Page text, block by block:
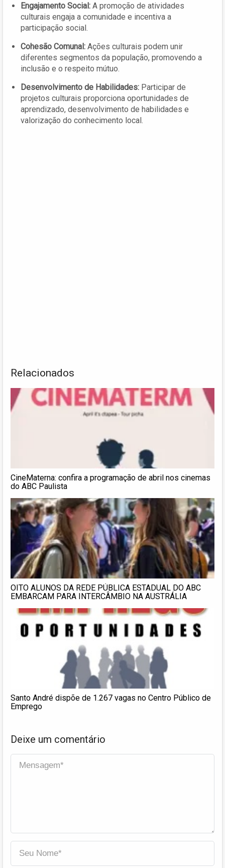
Engajamento Social: A promoção de atividades
culturais engaja a comunidade e incentiva a
participação social.
Cohesão Comunal: Ações culturais podem unir
diferentes segmentos da população, promovendo a
inclusão e o respeito mútuo.
Desenvolvimento de Habilidades: Participar de
projetos culturais proporciona oportunidades de
aprendizado, desenvolvimento de habilidades e
valorização do conhecimento local.
Relacionados
CineMaterna: confira a programação de abril nos cinemas
do ABC Paulista
OITO ALUNOS DA REDE PÚBLICA ESTADUAL DO ABC
EMBARCAM PARA INTERCÂMBIO NA AUSTRÁLIA
Santo André dispõe de 1.267 vagas no Centro Público de
Emprego
Deixe um comentário